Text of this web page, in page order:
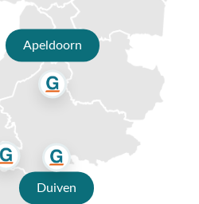
koffietafel set van 3? Bel
stuur een e-mail naar
van de chatfunctie.
welkom in onze showroom in
Onze specialisten voorzien
advies op maat.
der Garde
Apeldoorn
Duiven